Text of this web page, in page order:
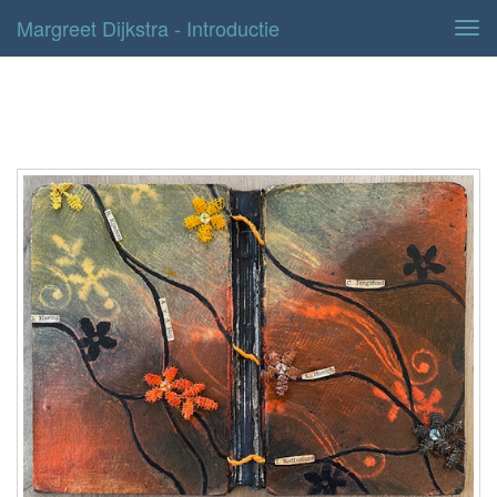
Margreet Dijkstra - Introductie